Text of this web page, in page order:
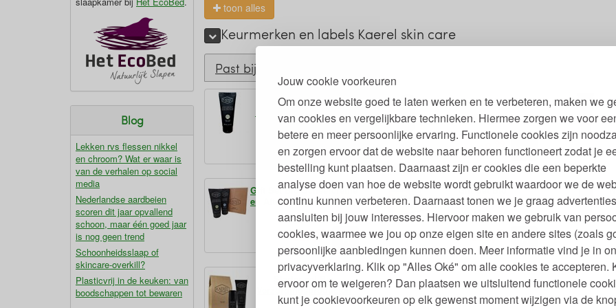
Jouw cookie voorkeuren
Om onze website goed te laten werken en te verbeteren, maken we
van cookies en vergelijkbare technieken. Hiermee zorgen we voor
betere en meer persoonlijke ervaring. Functionele cookies zijn
en zorgen ervoor dat de website naar behoren functioneert zodat je
bestelling kunt plaatsen. Daarnaast zijn er cookies die een beperkte
analyse doen van hoe de website wordt gebruikt waardoor we de
continu kunnen verbeteren. Daarnaast tonen we je graag
aansluiten bij jouw interesses. Hiervoor maken we gebruik van
cookies, waarmee we jou op onze eigen site en andere sites (zoals
persoonlijke aanbiedingen kunnen doen. Meer informatie vind je in
privacyverklaring. Klik op "Alles Oké" om alle cookies te accepteren.
ervoor om te weigeren? Dan plaatsen we uitsluitend functionele
kunt je cookievoorkeuren op elk gewenst moment wijzigen via de
Blog
Lekken rvs flessen nikkel
en chroom? Wat er waar is
van de verhalen op social
media
Nederlandse aardbeien
scoren dit jaar opvallend
schoon, maar één goed jaar
is nog geen trend
Schoonheidsslaap of
skincare-overkill?
Plasticvrij in de keuken: van
boodschappen tot bewaren
toon alles
Keurmerken en labels Kaerel skin care
Past bij
After Shave Balm
Biologisch Man 100 ml
€18,99
Deodorant Roller Man
€9,99
Gift Set Bio Scheercrème
en After Shave Balm Man
€27, 99
Gift Set Bio
Verzorgingsproducten
Man
€ 52, 49
Starter set Bio
Verzorgingsproducten
Man